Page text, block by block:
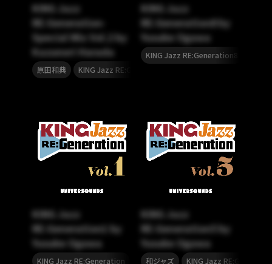
KING Jazz
RE:Generation-
Special Mix Vol.2 by
Kazunori Harada
原田和典 KING Jazz RE:Generation , ,
KING Jazz
RE:Generation8 by
Yusuke Ogawa
KING Jazz RE:Generation8
KING Jazz
RE:Generation1 by
Yusuke Ogawa
KING Jazz RE:Generation ジャズ
KING Jazz
RE:Generation5 by
Yusuke Ogawa
和ジャズ KING Jazz